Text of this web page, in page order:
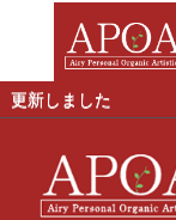
更新しました